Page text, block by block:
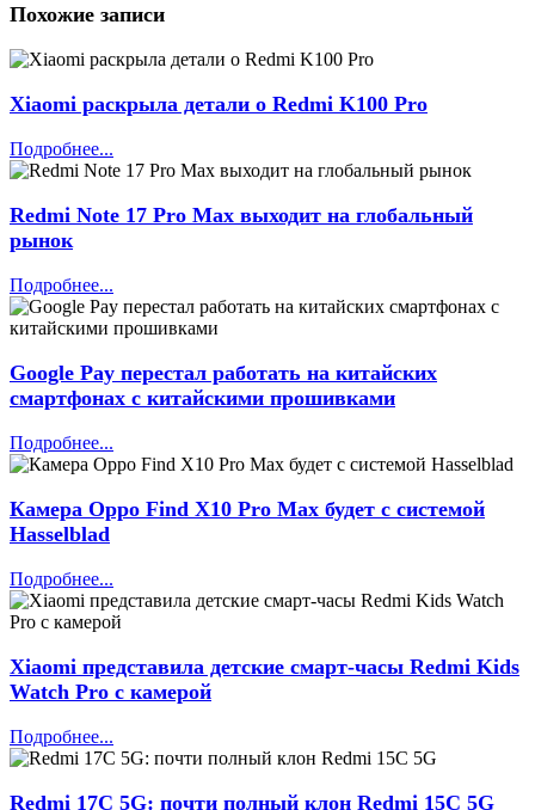
Похожие записи
Xiaomi раскрыла детали о Redmi K100 Pro
Подробнее...
Redmi Note 17 Pro Max выходит на глобальный
рынок
Подробнее...
Google Pay перестал работать на китайских
смартфонах с китайскими прошивками
Подробнее...
Камера Oppo Find X10 Pro Max будет с системой
Hasselblad
Подробнее...
Xiaomi представила детские смарт‑часы Redmi Kids
Watch Pro с камерой
Подробнее...
Redmi 17C 5G: почти полный клон Redmi 15C 5G